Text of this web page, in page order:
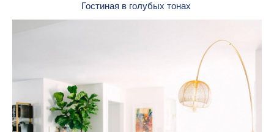
Гостиная в голубых тонах